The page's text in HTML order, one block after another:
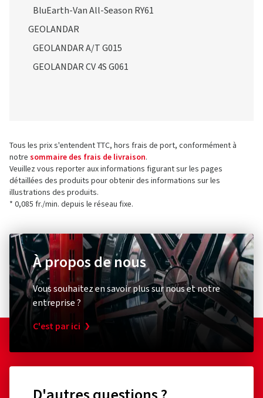
BluEarth-Van All-Season RY61
GEOLANDAR
GEOLANDAR A/T G015
GEOLANDAR CV 4S G061
Tous les prix s'entendent TTC, hors frais de port, conformément à
notre sommaire des frais de livraison.
Veuillez vous reporter aux informations figurant sur les pages
détaillées des produits pour obtenir des informations sur les
illustrations des produits.
* 0,085 fr./min. depuis le réseau fixe.
À propos de nous
Vous souhaitez en savoir plus sur nous et notre
entreprise ?
C'est par ici